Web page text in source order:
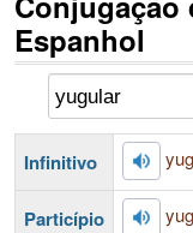
Espanhol
Infinitivo
Particípio